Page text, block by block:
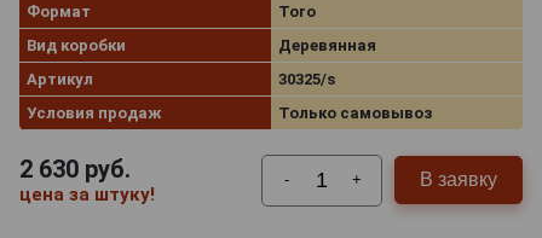
Формат
Toro
Вид коробки
Деревянная
Артикул
30325/s
Условия продаж
Только самовывоз
2 630 руб.
цена за штуку!
- + В заявку